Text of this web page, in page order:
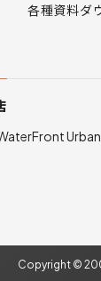
各種資料ダ
Urban
Copyright ©